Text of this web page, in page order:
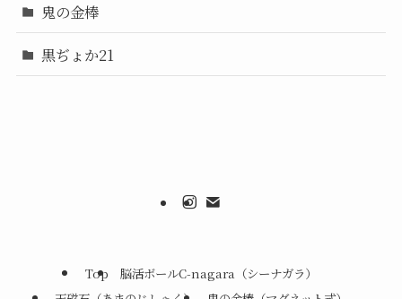
鬼の金棒
黒ぢょか21
Top
脳活ボールC-nagara（シーナガラ）